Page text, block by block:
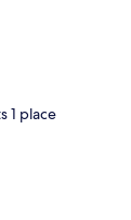
1 place